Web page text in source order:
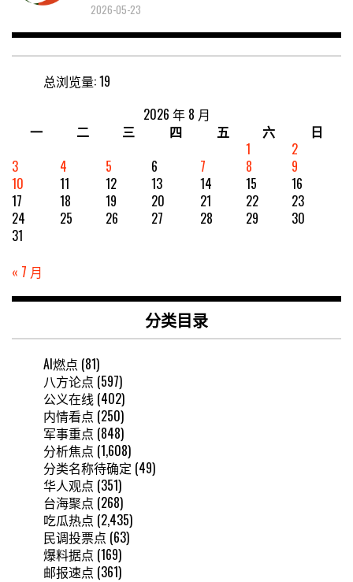
2026-05-23
总浏览量:19
2026 年 8 月
一
二 三 四 五 六
日
1
2
3
4 5 6 7 8
9
10
11 12 13 14 15
16
17
18 19 20 21 22
23
24
25 26 27 28 29
30
31
« 7 月
分类目录
AI燃点 (81)
八方论点 (597)
公义在线 (402)
内情看点 (250)
军事重点 (848)
分析焦点 (1,608)
分类名称待确定 (49)
华人观点 (351)
台海聚点 (268)
吃瓜热点 (2,435)
民调投票点 (63)
爆料据点 (169)
邮报速点 (361)